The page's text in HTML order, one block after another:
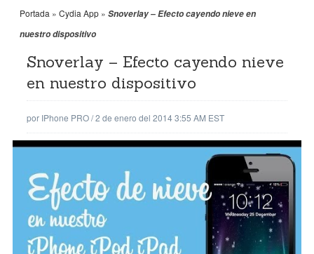
Portada » Cydia App » Snoverlay – Efecto cayendo nieve en
nuestro dispositivo
Snoverlay – Efecto cayendo nieve
en nuestro dispositivo
por IPhone PRO/2 de enero del 2014 3:55 AM EST